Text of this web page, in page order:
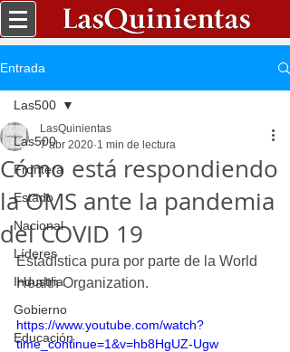
Entrada
Las500
Frontera
Estado
Nacional
Líderes
Industria
Gobierno
Educación
Las500
Cómo está respondiendo
la OMS ante la pandemia
del COVID 19
LasQuinientas
7 abr 2020 1 min de lectura
Estadística pura por parte de la World
Health Organization.
https://www.youtube.com/watch?
time_continue=1&v=hb8HgUZ-Ugw